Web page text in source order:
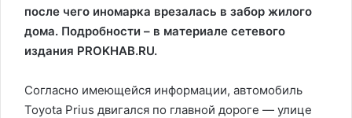
после чего иномарка врезалась в забор жилого
дома. Подробности – в материале сетевого
издания PROKHAB.RU.
Согласно имеющейся информации, автомобиль
Toyota Prius двигался по главной дороге — улице